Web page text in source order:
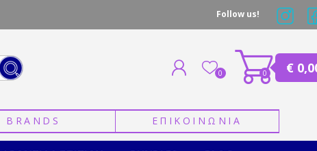
Follow us!
ΣΥΝΔΕΣΗ
0 €
0
BRANDS ΕΠΙΚΟΙΝΩΝΙΑ